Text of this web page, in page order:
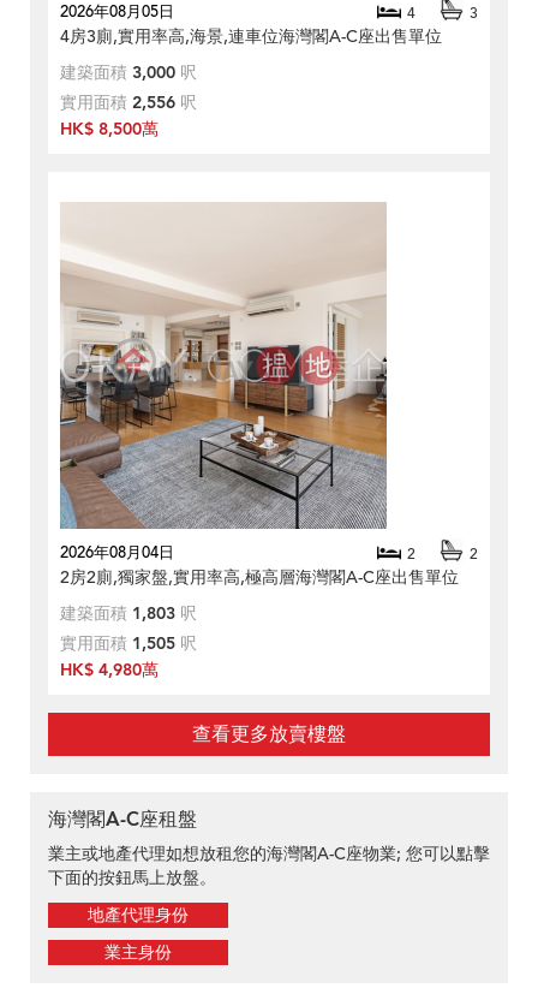
2026年08月05日 4 3
4房3廁,實用率高,海景,連車位海灣閣A-C座出售單位
建築面積 3,000 呎
實用面積 2,556 呎
HK$ 8,500萬
2026年08月04日 2 2
2房2廁,獨家盤,實用率高,極高層海灣閣A-C座出售單位
建築面積 1,803 呎
實用面積 1,505 呎
HK$ 4,980萬
查看更多放賣樓盤
海灣閣A-C座租盤
業主或地產代理如想放租您的海灣閣A-C座物業; 您可以點擊
下面的按鈕馬上放盤。
地產代理身份
業主身份